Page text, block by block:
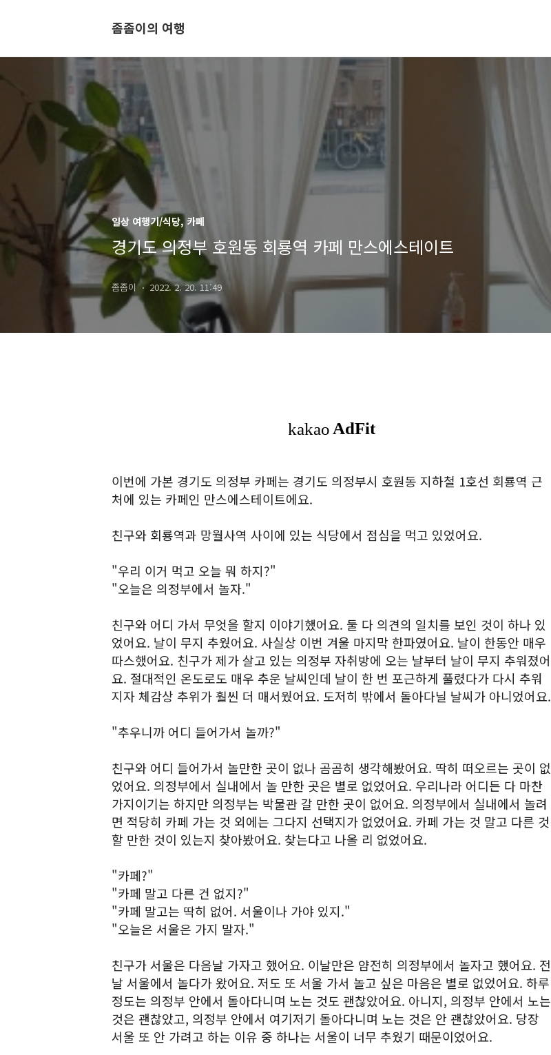
좀좀이의 여행
일상 여행기/식당, 카페
경기도 의정부 호원동 회룡역 카페 만스에스테이트
좀좀이 2022. 2. 20. 11:49
이번에 가본 경기도 의정부 카페는 경기도 의정부시 호원동 지하철 1호선 회룡역 근
처에 있는 카페인 만스에스테이트에요.
친구와 회룡역과 망월사역 사이에 있는 식당에서 점심을 먹고 있었어요.
"우리 이거 먹고 오늘 뭐 하지?"
"오늘은 의정부에서 놀자."
친구와 어디 가서 무엇을 할지 이야기했어요. 둘 다 의견의 일치를 보인 것이 하나 있
었어요. 날이 무지 추웠어요. 사실상 이번 겨울 마지막 한파였어요. 날이 한동안 매우
따스했어요. 친구가 제가 살고 있는 의정부 자취방에 오는 날부터 날이 무지 추워졌어
요. 절대적인 온도로도 매우 추운 날씨인데 날이 한 번 포근하게 풀렸다가 다시 추워
지자 체감상 추위가 훨씬 더 매서웠어요. 도저히 밖에서 돌아다닐 날씨가 아니었어요.
"추우니까 어디 들어가서 놀까?"
친구와 어디 들어가서 놀만한 곳이 없나 곰곰히 생각해봤어요. 딱히 떠오르는 곳이 없
었어요. 의정부에서 실내에서 놀 만한 곳은 별로 없었어요. 우리나라 어디든 다 마찬
가지이기는 하지만 의정부는 박물관 갈 만한 곳이 없어요. 의정부에서 실내에서 놀려
면 적당히 카페 가는 것 외에는 그다지 선택지가 없었어요. 카페 가는 것 말고 다른 것
할 만한 것이 있는지 찾아봤어요. 찾는다고 나올 리 없었어요.
"카페?"
"카페 말고 다른 건 없지?"
"카페 말고는 딱히 없어. 서울이나 가야 있지."
"오늘은 서울은 가지 말자."
친구가 서울은 다음날 가자고 했어요. 이날만은 얌전히 의정부에서 놀자고 했어요. 전
날 서울에서 놀다가 왔어요. 저도 또 서울 가서 놀고 싶은 마음은 별로 없었어요. 하루
정도는 의정부 안에서 돌아다니며 노는 것도 괜찮았어요. 아니지, 의정부 안에서 노는
것은 괜찮았고, 의정부 안에서 여기저기 돌아다니며 노는 것은 안 괜찮았어요. 당장
서울 또 안 가려고 하는 이유 중 하나는 서울이 너무 추웠기 때문이었어요.